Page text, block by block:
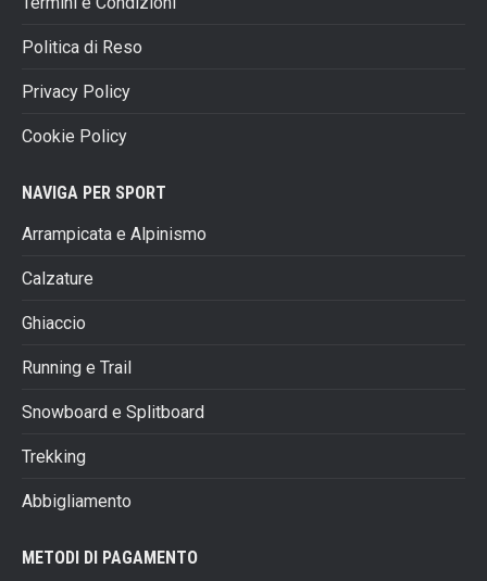
Politica di Reso
Privacy Policy
Cookie Policy
NAVIGA PER SPORT
Arrampicata e Alpinismo
Calzature
Ghiaccio
Running e Trail
Snowboard e Splitboard
Trekking
Abbigliamento
METODI DI PAGAMENTO